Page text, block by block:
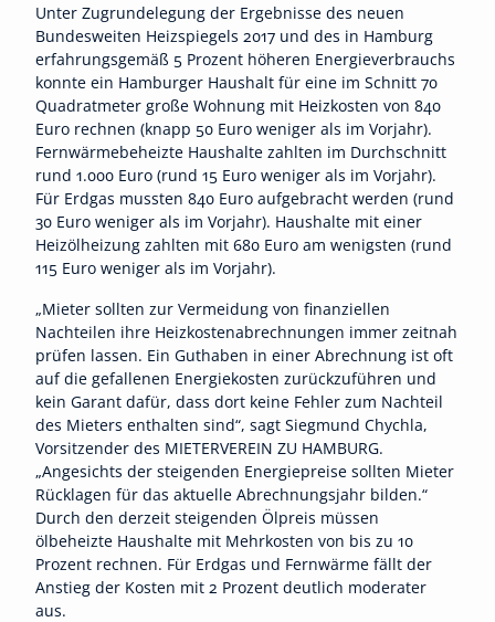
Unter Zugrundelegung der Ergebnisse des neuen
Bundesweiten Heizspiegels 2017 und des in Hamburg
erfahrungsgemäß 5 Prozent höheren Energieverbrauchs
konnte ein Hamburger Haushalt für eine im Schnitt 70
Quadratmeter große Wohnung mit Heizkosten von 840
Euro rechnen (knapp 50 Euro weniger als im Vorjahr).
Fernwärmebeheizte Haushalte zahlten im Durchschnitt
rund 1.000 Euro (rund 15 Euro weniger als im Vorjahr).
Für Erdgas mussten 840 Euro aufgebracht werden (rund
30 Euro weniger als im Vorjahr). Haushalte mit einer
Heizölheizung zahlten mit 680 Euro am wenigsten (rund
115 Euro weniger als im Vorjahr).
„Mieter sollten zur Vermeidung von finanziellen
Nachteilen ihre Heizkostenabrechnungen immer zeitnah
prüfen lassen. Ein Guthaben in einer Abrechnung ist oft
auf die gefallenen Energiekosten zurückzuführen und
kein Garant dafür, dass dort keine Fehler zum Nachteil
des Mieters enthalten sind“, sagt Siegmund Chychla,
Vorsitzender des MIETERVEREIN ZU HAMBURG.
„Angesichts der steigenden Energiepreise sollten Mieter
Rücklagen für das aktuelle Abrechnungsjahr bilden.“
Durch den derzeit steigenden Ölpreis müssen
ölbeheizte Haushalte mit Mehrkosten von bis zu 10
Prozent rechnen. Für Erdgas und Fernwärme fällt der
Anstieg der Kosten mit 2 Prozent deutlich moderater
aus.